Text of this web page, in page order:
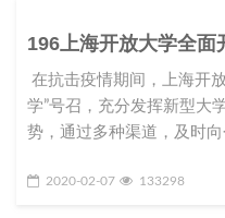
196上海开放大学全面
在抗击疫情期间，上海开
学”号召，充分发挥新型大
势，通过多种渠道，及时
2020-02-07 133298